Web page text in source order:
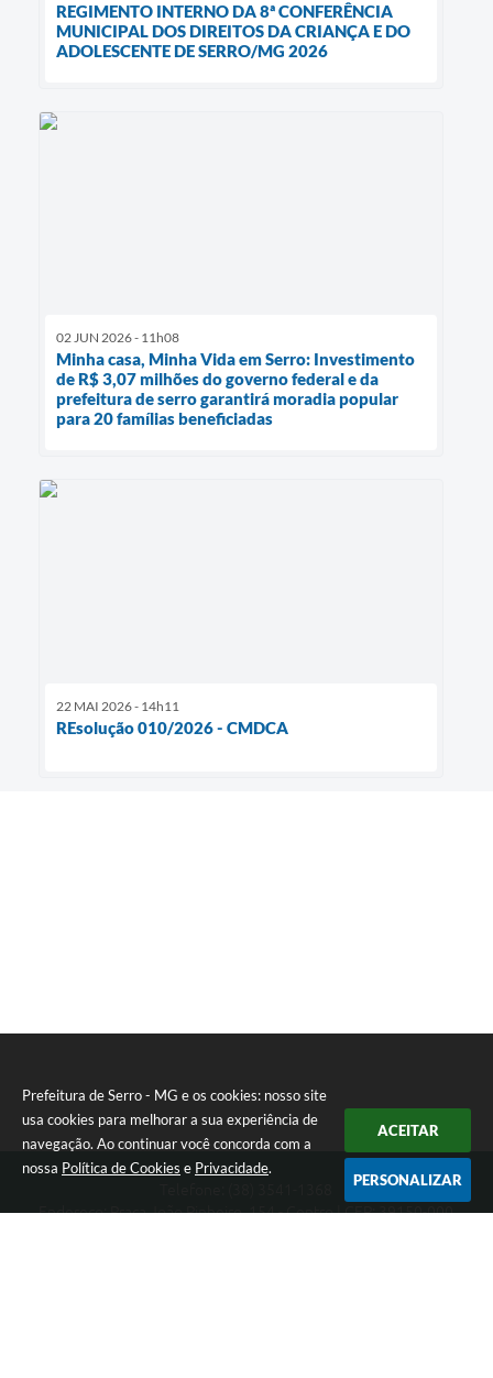
Prefeitura de Serro - MG e os cookies: nosso site
usa cookies para melhorar a sua experiência de
navegação. Ao continuar você concorda com a
nossa Política de Cookies e Privacidade.
ACEITAR
PERSONALIZAR
REGIMENTO INTERNO DA 8ª CONFERÊNCIA
MUNICIPAL DOS DIREITOS DA CRIANÇA E DO
ADOLESCENTE DE SERRO/MG 2026
02 JUN 2026 - 11h08
Minha casa, Minha Vida em Serro: Investimento
de R$ 3,07 milhões do governo federal e da
prefeitura de serro garantirá moradia popular
para 20 famílias beneficiadas
22 MAI 2026 - 14h11
REsolução 010/2026 - CMDCA
Endereço: Praça João Pinheiro, 154 - Centro | CEP: 39150-000